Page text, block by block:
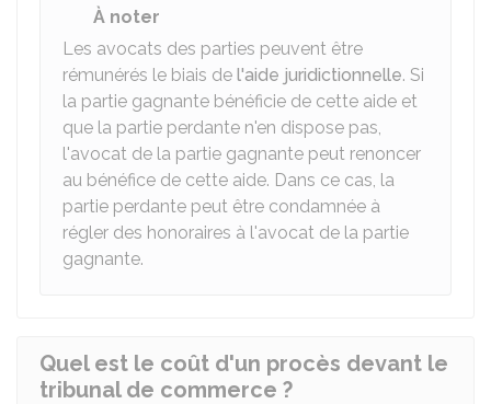
À noter
Les avocats des parties peuvent être
rémunérés le biais de l'aide juridictionnelle. Si
la partie gagnante bénéficie de cette aide et
que la partie perdante n'en dispose pas,
l'avocat de la partie gagnante peut renoncer
au bénéfice de cette aide. Dans ce cas, la
partie perdante peut être condamnée à
régler des honoraires à l'avocat de la partie
gagnante.
Quel est le coût d'un procès devant le
tribunal de commerce ?